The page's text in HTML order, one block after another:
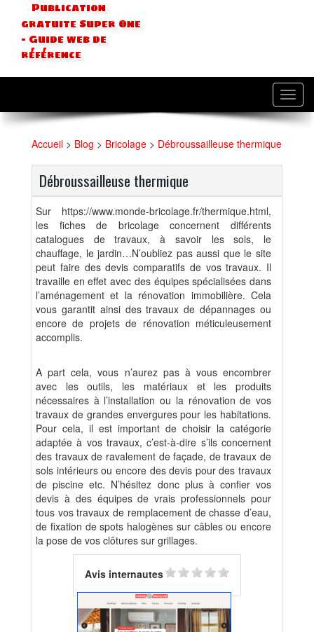
Publication
gratuite Super One
- Guide web de
référence
Accueil > Blog > Bricolage > Débroussailleuse thermique
Débroussailleuse thermique
Sur https://www.monde-bricolage.fr/thermique.html,
les fiches de bricolage concernent différents
catalogues de travaux, à savoir les sols, le
chauffage, le jardin…N’oubliez pas aussi que le site
peut faire des devis comparatifs de vos travaux. Il
travaille en effet avec des équipes spécialisées dans
l’aménagement et la rénovation immobilière. Cela
vous garantit ainsi des travaux de dépannages ou
encore de projets de rénovation méticuleusement
accomplis.
A part cela, vous n’aurez pas à vous encombrer
avec les outils, les matériaux et les produits
nécessaires à l’installation ou la rénovation de vos
travaux de grandes envergures pour les habitations.
Pour cela, il est important de choisir la catégorie
adaptée à vos travaux, c’est-à-dire s’ils concernent
des travaux de ravalement de façade, de travaux de
sols intérieurs ou encore des devis pour des travaux
de piscine etc. N’hésitez donc plus à confier vos
devis à des équipes de vrais professionnels pour
tous vos travaux de remplacement de chasse d’eau,
de fixation de spots halogènes sur câbles ou encore
la pose de vos clôtures sur grillages.
Avis internautes